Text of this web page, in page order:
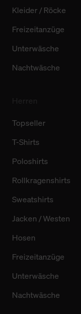
Kleider / Röcke
Freizeitanzüge
Unterwäsche
Nachtwäsche
Topseller
T-Shirts
Poloshirts
Rollkragenshirts
Sweatshirts
Jacken / Westen
Hosen
Freizeitanzüge
Unterwäsche
Nachtwäsche